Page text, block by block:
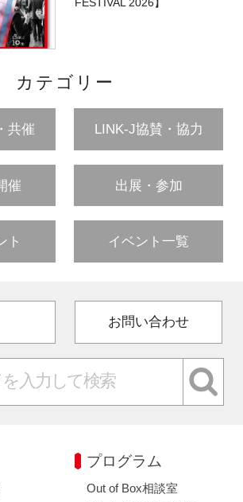
カテゴリー
共催 LINK-J協賛・協力
催 出展・参加
ト イベント一覧
お問い合わせ
プログラム
Out of Box相談室